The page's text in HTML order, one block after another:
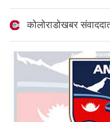
कोलोराडोखबर